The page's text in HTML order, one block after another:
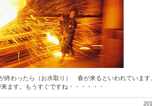
わったら（お水取り） 春が来るといわれていま
ます。もうすぐですね・・・・・・